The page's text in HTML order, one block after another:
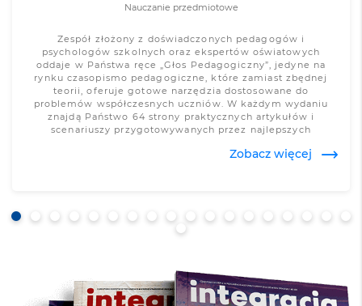
Nauczanie przedmiotowe
Zespół złożony z doświadczonych pedagogów i
psychologów szkolnych oraz ekspertów oświatowych
oddaje w Państwa ręce „Głos Pedagogiczny”, jedyne na
rynku czasopismo pedagogiczne, które zamiast zbędnej
teorii, oferuje gotowe narzędzia dostosowane do
problemów współczesnych uczniów. W każdym wydaniu
znajdą Państwo 64 strony praktycznych artykułów i
scenariuszy przygotowywanych przez najlepszych
codzienną pracą pedagoga i psychologa szkolnego,
Zobacz więcej